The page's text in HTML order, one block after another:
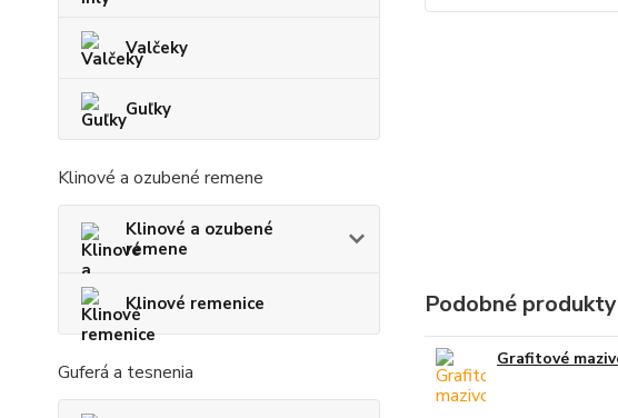
Valčeky
Guľky
Klinové a ozubené remene
Klinové a ozubené
remene
Klinové remenice
Guferá a tesnenia
Podobné produkty
Grafitové